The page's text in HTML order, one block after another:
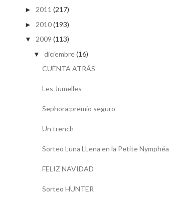
► 2011 (217)
► 2010(193)
▼ 2009 (113)
▼ diciembre(16)
CUENTA ATRÁS
Les Jumelles
Sephora:premio seguro
Un trench
Sorteo Luna LLena en la Petite Nymphéa
FELIZ NAVIDAD
Sorteo HUNTER